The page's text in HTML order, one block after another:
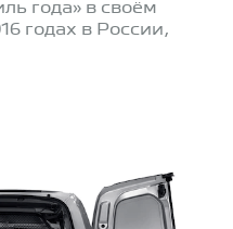
года» в своём
годах в России,